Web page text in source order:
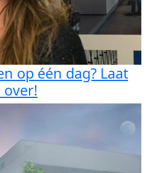
op één dag? Laat